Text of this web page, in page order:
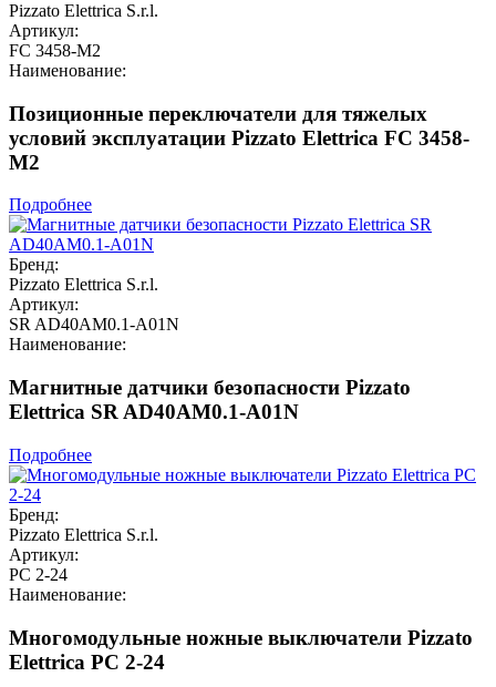
Pizzato Elettrica S.r.l.
Артикул:
FC 3458-M2
Наименование:
Позиционные переключатели для тяжелых
условий эксплуатации Pizzato Elettrica FC 3458-
M2
Подробнее
Бренд:
Pizzato Elettrica S.r.l.
Артикул:
SR AD40AM0.1-A01N
Наименование:
Магнитные датчики безопасности Pizzato
Elettrica SR AD40AM0.1-A01N
Подробнее
Бренд:
Pizzato Elettrica S.r.l.
Артикул:
PC 2-24
Наименование:
Многомодульные ножные выключатели Pizzato
Elettrica PC 2-24